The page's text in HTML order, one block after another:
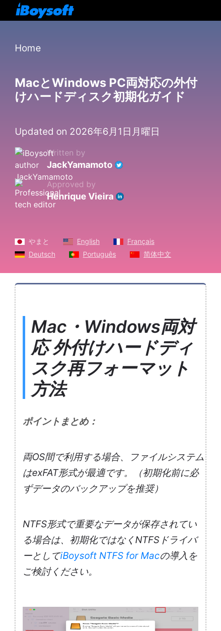
Home
MacとWindows PC両対応の外付
けハードディスク初期化ガイド
Updated on 2026年6月1日月曜日
Written by
JackYamamoto
Approved by
Henrique Vieira
やまと English
Français
Deutsch
Português 简体中文
Mac・Windows両対
応 外付けハードディ
スク再フォーマット
方法
ポイントまとめ：
両OS間で利用する場合、ファイルシステム
はexFAT形式が最適です。（初期化前に必
ずデータのバックアップを推奨）
NTFS形式で重要なデータが保存されてい
る場合は、初期化ではなくNTFSドライバ
ーとしてiBoysoft NTFS for Macの導入を
ご検討ください。